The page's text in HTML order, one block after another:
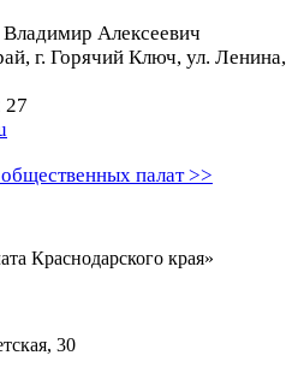
Владимир Алексеевич
г. Горячий Ключ, ул. Ленина,
27
палат >>
Краснодарского края»
30